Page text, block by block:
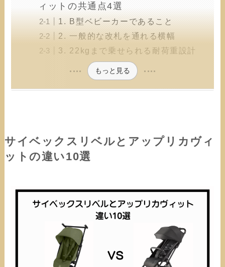
ィットの共通点4選
1. B型ベビーカーであること
2. 一般的な改札を通れる横幅
3. 22kgまで乗せられる耐荷重設計
もっと見る
サイベックスリベルとアップリカヴィ
ットの違い10選